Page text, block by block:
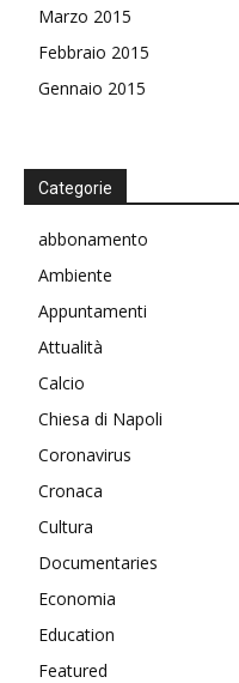
Marzo 2015
Febbraio 2015
Gennaio 2015
Categorie
abbonamento
Ambiente
Appuntamenti
Attualità
Calcio
Chiesa di Napoli
Coronavirus
Cronaca
Cultura
Documentaries
Economia
Education
Featured